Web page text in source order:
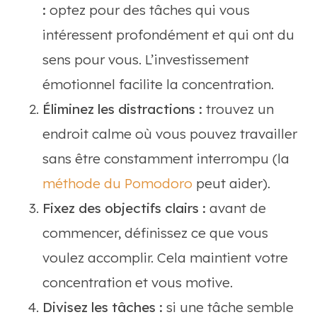
: optez pour des tâches qui vous
intéressent profondément et qui ont du
sens pour vous. L’investissement
émotionnel facilite la concentration.
Éliminez les distractions : trouvez un
endroit calme où vous pouvez travailler
sans être constamment interrompu (la
méthode du Pomodoro peut aider).
Fixez des objectifs clairs : avant de
commencer, définissez ce que vous
voulez accomplir. Cela maintient votre
concentration et vous motive.
Divisez les tâches : si une tâche semble